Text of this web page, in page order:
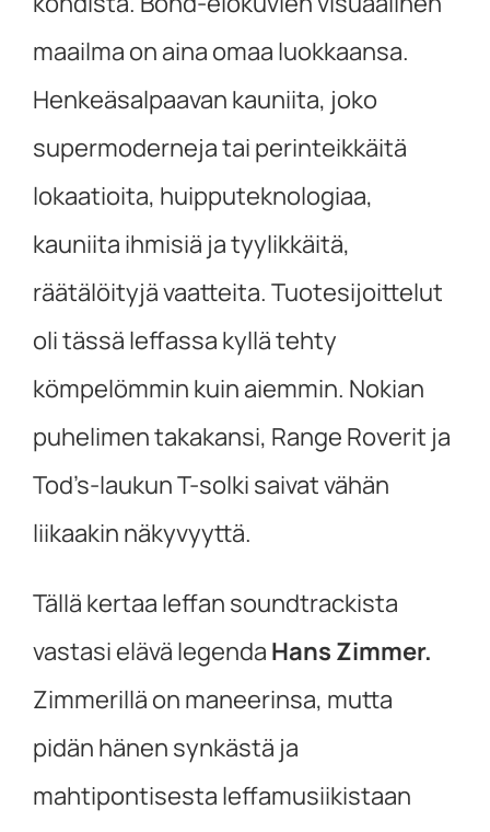
maailma on aina omaa luokkaansa.
Henkeäsalpaavan kauniita, joko
supermoderneja tai perinteikkäitä
lokaatioita, huipputeknologiaa,
kauniita ihmisiä ja tyylikkäitä,
räätälöityjä vaatteita. Tuotesijoittelut
oli tässä leffassa kyllä tehty
kömpelömmin kuin aiemmin. Nokian
puhelimen takakansi, Range Roverit ja
Tod’s-laukun T-solki saivat vähän
liikaakin näkyvyyttä.
Tällä kertaa leffan soundtrackista
vastasi elävä legenda Hans Zimmer.
Zimmerillä on maneerinsa, mutta
pidän hänen synkästä ja
mahtipontisesta leffamusiikistaan